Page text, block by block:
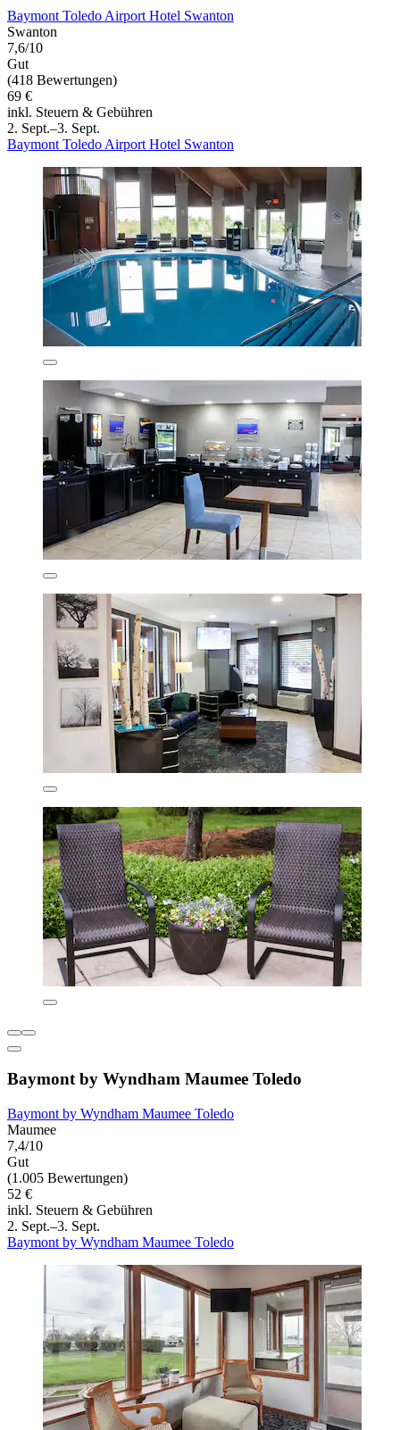
Baymont Toledo Airport Hotel Swanton
Swanton
7,6/10
Gut
(418 Bewertungen)
69 €
inkl. Steuern & Gebühren
2. Sept.–3. Sept.
Baymont Toledo Airport Hotel Swanton
Baymont by Wyndham Maumee Toledo
Baymont by Wyndham Maumee Toledo
Maumee
7,4/10
Gut
(1.005 Bewertungen)
52 €
inkl. Steuern & Gebühren
2. Sept.–3. Sept.
Baymont by Wyndham Maumee Toledo